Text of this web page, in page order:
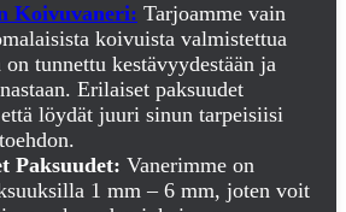
Koivuvaneri: Tarjoamme vain
koivuista valmistettua
tunnettu kestävyydestään ja
Erilaiset paksuudet
löydät juuri sinun tarpeisiisi
Paksuudet: Vanerimme on
1 mm – 6 mm, joten voit